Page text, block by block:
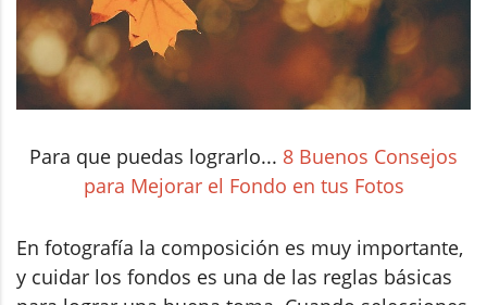
Para que puedas lograrlo... 8 Buenos Consejos
para Mejorar el Fondo en tus Fotos
En fotografía la composición es muy importante,
y cuidar los fondos es una de las reglas básicas